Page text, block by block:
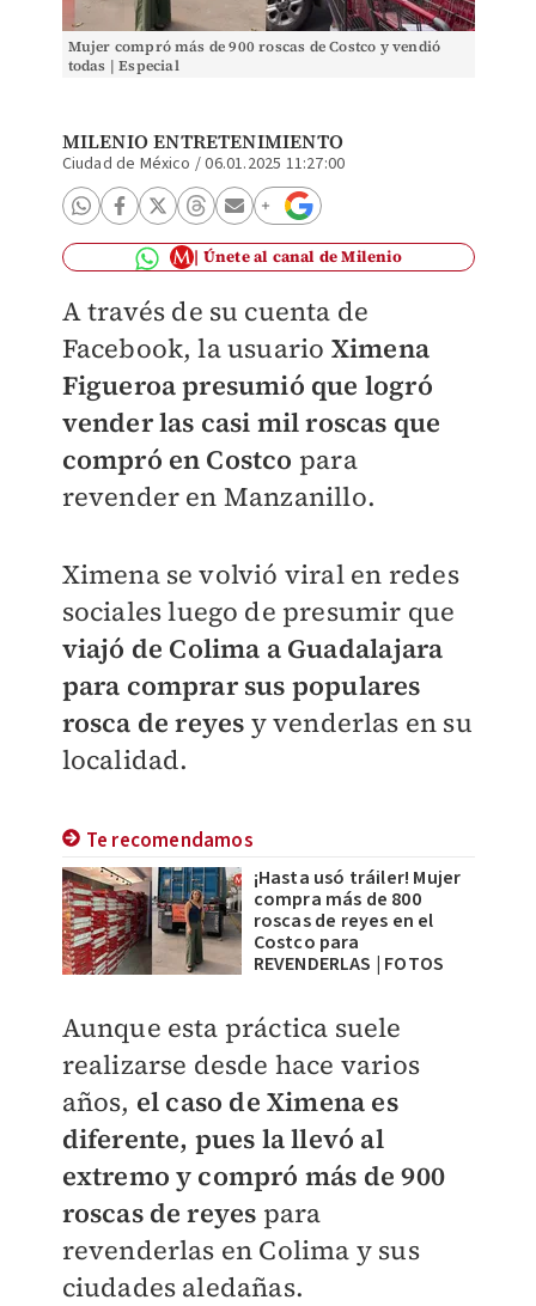
Mujer compró más de 900 roscas de Costco y vendió
todas | Especial
MILENIO ENTRETENIMIENTO
Ciudad de México /06.01.2025 11:27:00
Únete al canal de Milenio
A través de su cuenta de
Facebook, la usuario Ximena
Figueroa presumió que logró
vender las casi mil roscas que
compró en Costco para
revender en Manzanillo.
Ximena se volvió viral en redes
sociales luego de presumir que
viajó de Colima a Guadalajara
para comprar sus populares
rosca de reyes y venderlas en su
localidad.
Te recomendamos
¡Hasta usó tráiler! Mujer
compra más de 800
roscas de reyes en el
Costco para
REVENDERLAS | FOTOS
Aunque esta práctica suele
realizarse desde hace varios
años, el caso de Ximena es
diferente, pues la llevó al
extremo y compró más de 900
roscas de reyes para
revenderlas en Colima y sus
ciudades aledañas.